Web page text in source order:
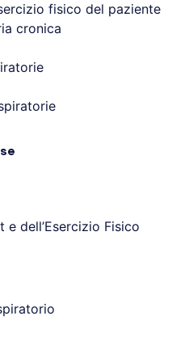
fisico del paziente
cronica
dell’Esercizio Fisico